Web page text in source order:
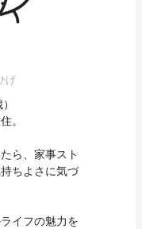
げ
。
ら、家事スト
ちよさに気づ
イフの魅力を